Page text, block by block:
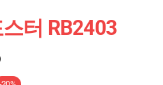
터 RB2403